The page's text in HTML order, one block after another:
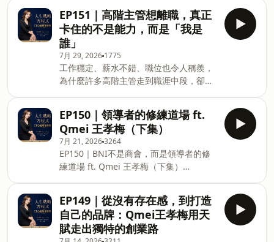
人的人生，都有一套屬於自己的成功方程
式。很多人努力了一輩子，卻總覺得少了
些什麼。有人能力很好，卻找不到真正熱
愛的事；有人充滿熱情，卻不知道如何發
揮價值；也有人已經擁有一切，卻依然找
不到人生的方向。或許，我們需要的不是
更努力，而是找到屬於自己的人生戰略。
📖 《人生戰略方程式：升級升維你的閃亮
人生》啟動天賦 × 點燃熱情 × 創造價值 ×
活出人生使命這一集，我們將和Sara蔡佩
靜一起深入聊聊：✨ 你真正擅長什麼？
——啟動天賦（潛力）不是每個人都要成
為別人，而是先認識真正的自己，發揮與
生俱來的優勢，找到屬於自己的成功定
義。❤️ 你真正喜歡什麼？——點燃熱情
（驅動力）天賦是潛力，熱情則是推動人
生前進的引擎。當工作與熱情結合，人生
會開始發光。🌱
EP151｜高階主管想離職，真正
卡住的不是能力，而是「我是
誰」
7月 29, 2026 1775
工作穩定、薪水不錯、職位也令人稱羨，
為什麼許多高階主管走到職涯中段，卻開
生進入不同階段，我們追求的可能不再只
是升遷、加薪與頭銜，而是更多選擇、時
間自由，以及工作的意義。然而，真正讓
高階主管難以轉身的，往往不是能力不
足，而是放不下累積多年的身分認同、沉
沒成本，以及他人的眼光。這一集，Sara
與高階管理暨行銷策略顧問阿貴，從兩人
的裸辭與轉職經驗出發，談高階主管失去
成就感的原因、心理離職的徵兆，以及如
何透過天賦、熱情與價值觀，重新找到適
合自己的職涯方向。你不一定要立刻離
EP150｜領導者的修練道場 ft.
Qmei 王孝梅（下集）
7月 21, 20263264
EP150｜BNI不是商會，而是領導者的修
練道場 ft. Qmei 王孝梅（下集）
https://open.firstory.me/story/
專訪來賓：Qmei 王孝梅BNI新北市西B區
執行董事| 成真文創負責人| 亞洲商媒會
策展人前五大天賦：成就、完美、關聯、
統籌、交往（以執行力優勢領域最為突
EP149｜從沒有存在感，到打造
自己的品牌：Qmei王孝梅用天
賦走出獨特的創業路